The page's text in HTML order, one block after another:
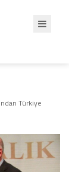
Türkiye